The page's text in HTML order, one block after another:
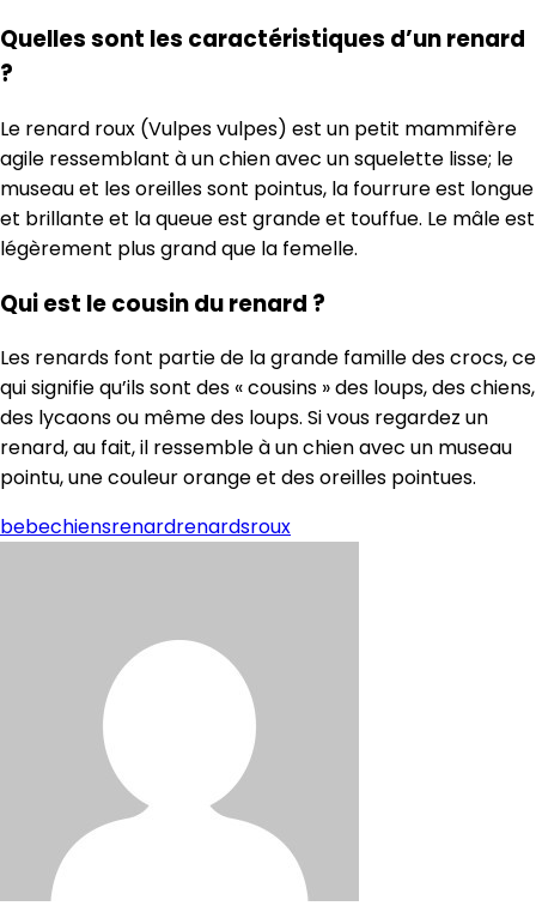
Quelles sont les caractéristiques d’un renard
?
Le renard roux (Vulpes vulpes) est un petit mammifère
agile ressemblant à un chien avec un squelette lisse; le
museau et les oreilles sont pointus, la fourrure est longue
et brillante et la queue est grande et touffue. Le mâle est
légèrement plus grand que la femelle.
Qui est le cousin du renard ?
Les renards font partie de la grande famille des crocs, ce
qui signifie qu’ils sont des « cousins » des loups, des chiens,
des lycaons ou même des loups. Si vous regardez un
renard, au fait, il ressemble à un chien avec un museau
pointu, une couleur orange et des oreilles pointues.
bebechiensrenardrenardsroux